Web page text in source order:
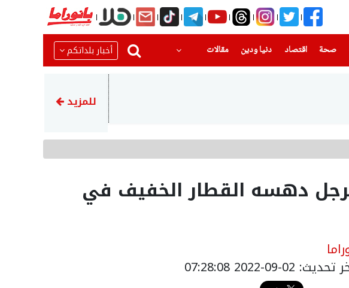
صحة(current) اقتصاد دنيا ودين
(current) مقالات أخبار بلداتكم
التأمين الوطني يعلن عن المخصصات التي ستدخل الحسابات بعد 3 أيام
للمزيد
دهسه القطار الخفيف في
02-09-2022 07:28:08